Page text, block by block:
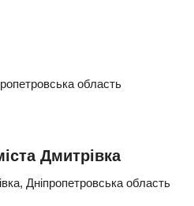
область
Дмитрівка
Дніпропетровська область